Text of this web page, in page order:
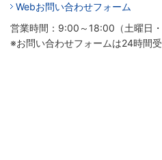
Webお問い合わせフォーム
営業時間：9:00～18:00（土曜日・
※お問い合わせフォームは24時間受